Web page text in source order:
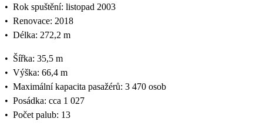
• Rok spuštění: listopad 2003
• Renovace: 2018
• Délka: 272,2 m
• Šířka: 35,5 m
• Výška: 66,4 m
• Maximální kapacita pasažérů: 3 470 osob
• Posádka: cca 1 027
• Počet palub: 13